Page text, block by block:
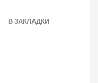
В ЗАКЛАДКИ